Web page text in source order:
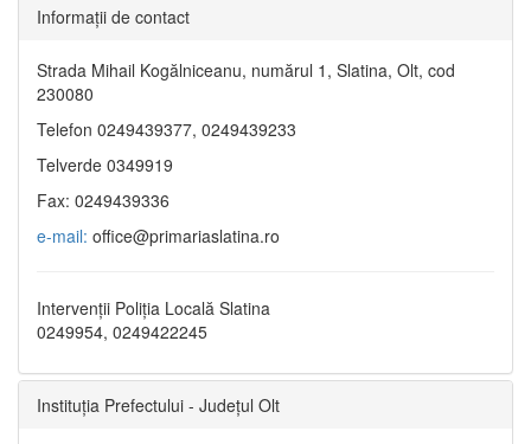
Informaţii de contact
Strada Mihail Kogălniceanu, numărul 1, Slatina, Olt, cod
230080
Telefon 0249439377, 0249439233
Telverde 0349919
Fax: 0249439336
e-mail: office@primariaslatina.ro
Intervenții Poliția Locală Slatina
0249954, 0249422245
Instituția Prefectului - Județul Olt